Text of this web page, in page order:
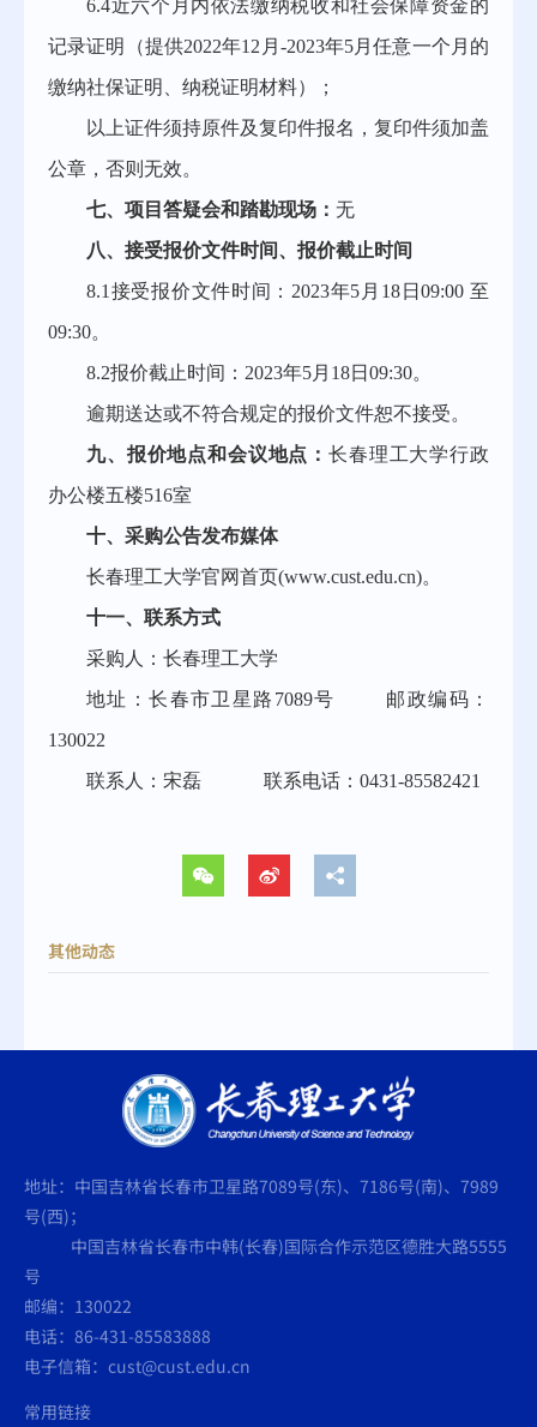
6.4近六个月内依法缴纳税收和社会保障资金的
记录证明（提供2022年12 月 -2023年5月任意一个月的
缴纳社保证明、纳税证明材料）；
以上证件须持原件及复印件报名，复印件须加盖
公章，否则无效。
七、项目答疑会和踏勘现场：无
八、接受报价文件时间、报价截止时间
8.1接受报价文件时间： 2023年5 月 18日09:00 至
09:30。
8.2报价截止时间：2023年5月 18日 09:30。
逾期送达或不符合规定的报价文件恕不接受。
九、报价地点和会议地点：长春理工大学行政
办公楼五楼516室
十、采购公告发布媒体
长春理工大学官网首页(www.cust.edu.cn)。
十一、联系方式
采购人：长春理工大学
地址：长春市卫星路 7089号 邮政编码：
130022
联系人： 宋磊 联系电话： 0431-85582421
其他动态
地址：中国吉林省长春市卫星路7089号(东)、7186号(南)、7989
号(西)；
中国吉林省长春市中韩(长春)国际合作示范区德胜大路5555
号
邮编：130022
电话：86-431-85583888
电子信箱：cust@cust.edu.cn
常用链接